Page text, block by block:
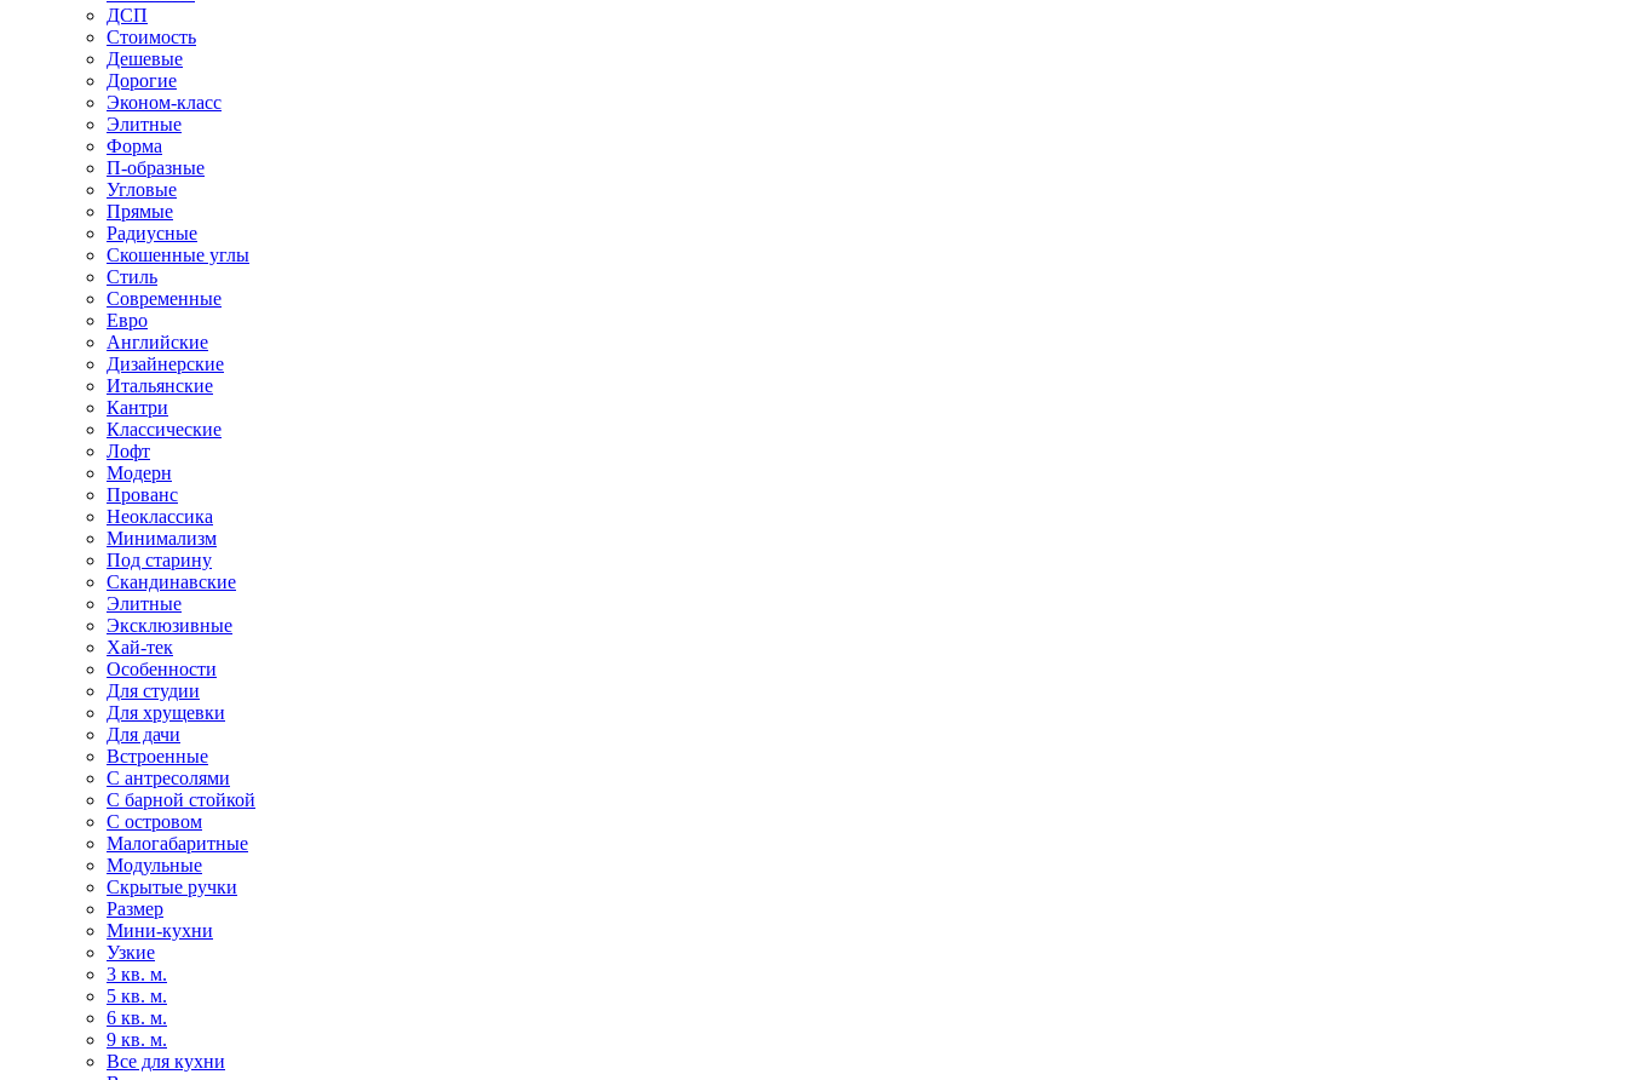
ДСП
Стоимость
Дешевые
Дорогие
Эконом-класс
Элитные
Форма
П-образные
Угловые
Прямые
Радиусные
Скошенные углы
Стиль
Современные
Евро
Английские
Дизайнерские
Итальянские
Кантри
Классические
Лофт
Модерн
Прованс
Неоклассика
Минимализм
Под старину
Скандинавские
Элитные
Эксклюзивные
Хай-тек
Особенности
Для студии
Для хрущевки
Для дачи
Встроенные
С антресолями
С барной стойкой
С островом
Малогабаритные
Модульные
Скрытые ручки
Размер
Мини-кухни
Узкие
3 кв. м.
5 кв. м.
6 кв. м.
9 кв. м.
Все для кухни